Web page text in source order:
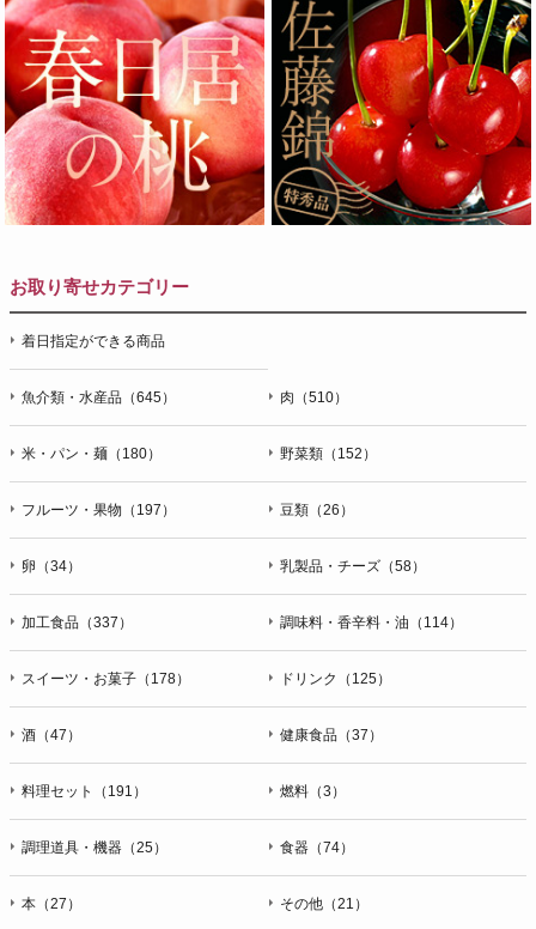
お取り寄せカテゴリー
着日指定ができる商品
魚介類・水産品（645） 肉（510）
米・パン・麺（180） 野菜類（152）
フルーツ・果物（197） 豆類（26）
卵（34） 乳製品・チーズ（58）
加工食品（337） 調味料・香辛料・油（114）
スイーツ・お菓子（178） ドリンク（125）
酒（47） 健康食品（37）
料理セット（191） 燃料（3）
調理道具・機器（25） 食器（74）
本（27） その他（21）